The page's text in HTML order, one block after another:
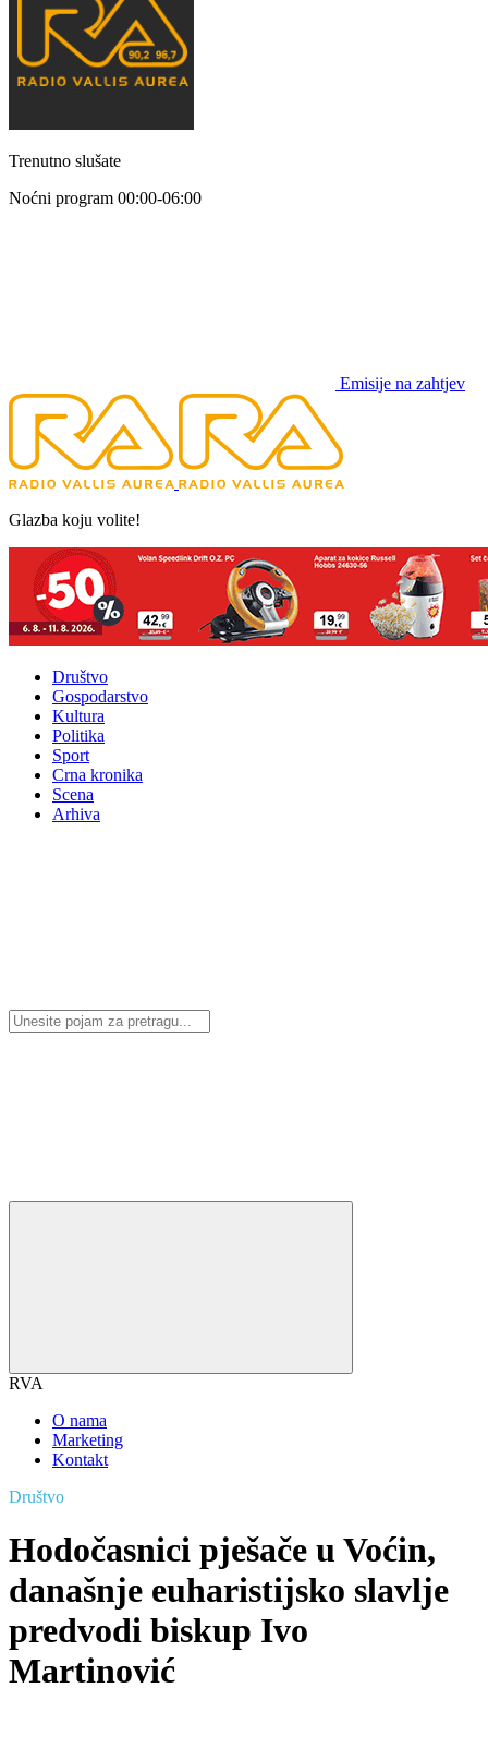
Trenutno slušate
Noćni program 00:00-06:00
Emisije na zahtjev
Glazba koju volite!
Društvo
Gospodarstvo
Kultura
Politika
Sport
Crna kronika
Scena
Arhiva
RVA
O nama
Marketing
Kontakt
Društvo
Hodočasnici pješače u Voćin,
današnje euharistijsko slavlje
predvodi biskup Ivo
Martinović